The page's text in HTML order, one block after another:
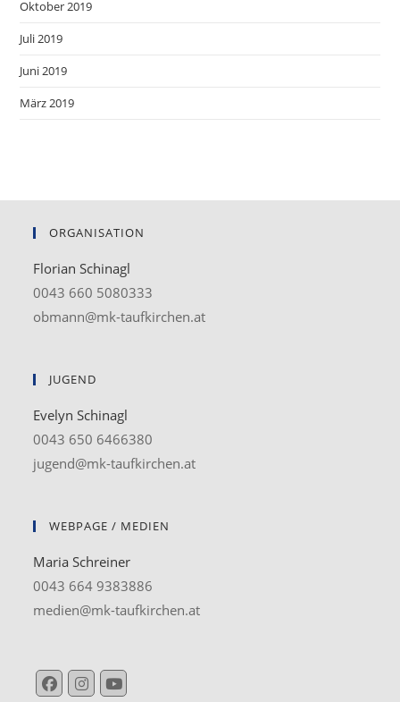
Oktober 2019
Juli 2019
Juni 2019
März 2019
ORGANISATION
Florian Schinagl
0043 660 5080333
obmann@mk-taufkirchen.at
JUGEND
Evelyn Schinagl
0043 650 6466380
jugend@mk-taufkirchen.at
WEBPAGE / MEDIEN
Maria Schreiner
0043 664 9383886
medien@mk-taufkirchen.at